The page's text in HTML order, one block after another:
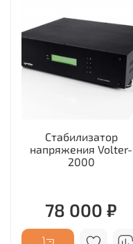
Стабилизатор
напряжения Volter-
2000
78 000 ₽